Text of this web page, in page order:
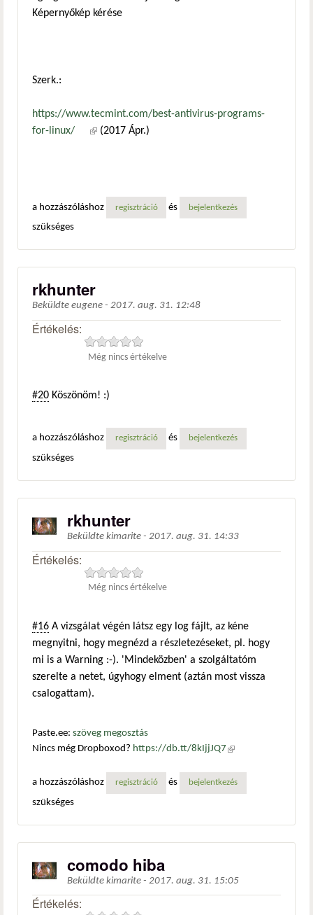
Képernyőkép kérése
Szerk.:
https://www.tecmint.com/best-antivirus-programs-
for-linux/
(külső hivatkozás)
(2017 Ápr.)
a hozzászóláshoz regisztráció és bejelentkezés
szükséges
rkhunter
Beküldte eugene - 2017. aug. 31. 12:48
Értékelés:
Még nincs értékelve
#20 Köszönöm! :)
a hozzászóláshoz regisztráció és bejelentkezés
szükséges
rkhunter
Beküldte kimarite - 2017. aug. 31. 14:33
Értékelés:
Még nincs értékelve
#16 A vizsgálat végén látsz egy log fájlt, az kéne
megnyitni, hogy megnézd a részletezéseket, pl. hogy
mi is a Warning :-). 'Mindeközben' a szolgáltatóm
szerelte a netet, úgyhogy elment (aztán most vissza
csalogattam).
Paste.ee: szöveg megosztás
Nincs még Dropboxod? https://db.tt/8kIjjJQ7 (külső
a hozzászóláshoz
regisztráció és bejelentkezés
szükséges
comodo hiba
Beküldte kimarite - 2017. aug. 31. 15:05
Értékelés: